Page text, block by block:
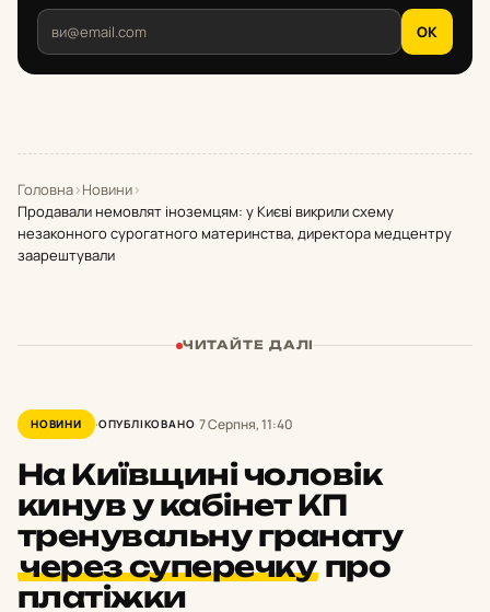
OK
Головна›Новини›
Продавали немовлят іноземцям: у Києві викрили схему
незаконного сурогатного материнства, директора медцентру
заарештували
ЧИТАЙТЕ ДАЛІ
НОВИНИ ОПУБЛІКОВАНО 7 Серпня, 11:40
На Київщині чоловік
кинув у кабінет КП
тренувальну гранату
через суперечку про
платіжки